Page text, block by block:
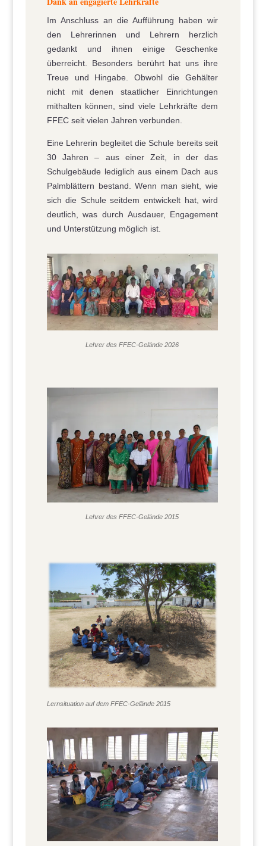
Im Anschluss an die Aufführung haben wir
den Lehrerinnen und Lehrern herzlich
gedankt und ihnen einige Geschenke
überreicht. Besonders berührt hat uns ihre
Treue und Hingabe. Obwohl die Gehälter
nicht mit denen staatlicher Einrichtungen
mithalten können, sind viele Lehrkräfte dem
FFEC seit vielen Jahren verbunden.
Eine Lehrerin begleitet die Schule bereits seit
30 Jahren – aus einer Zeit, in der das
Schulgebäude lediglich aus einem Dach aus
Palmblättern bestand. Wenn man sieht, wie
sich die Schule seitdem entwickelt hat, wird
deutlich, was durch Ausdauer, Engagement
und Unterstützung möglich ist.
Lehrer des FFEC-Gelände 2026
Lehrer des FFEC-Gelände 2015
Lernsituation auf dem FFEC-Gelände 2015